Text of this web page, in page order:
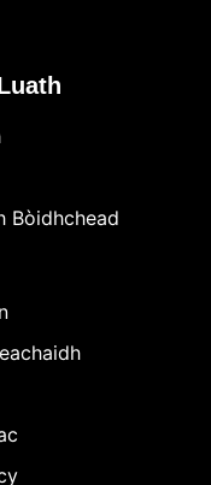
Bòidhchead